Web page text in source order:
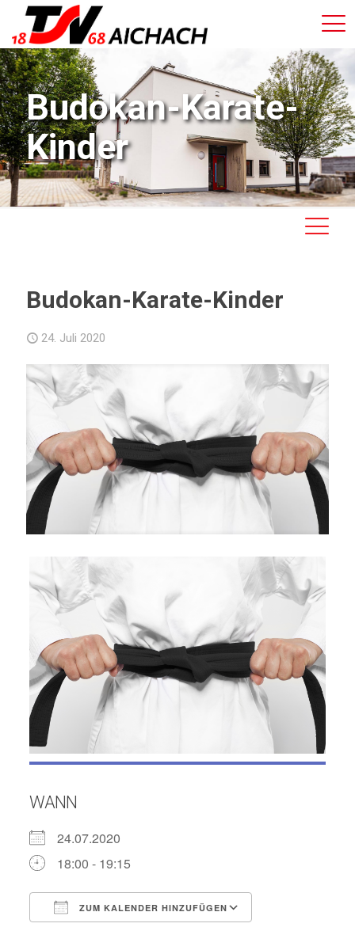
Budokan-Karate-
Kinder
Budokan-Karate-Kinder
24. Juli 2020
WANN
24.07.2020
18:00 - 19:15
ZUM KALENDER HINZUFÜGEN